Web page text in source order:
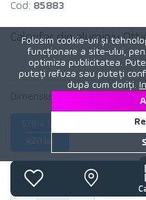
Cod: 85883
Calorifer din aluminiu
377
Folosim cookie-uri și
funcționare a site-ului,
optimiza publicitatea.
puteți refuza sau puteți
după cum doriți.